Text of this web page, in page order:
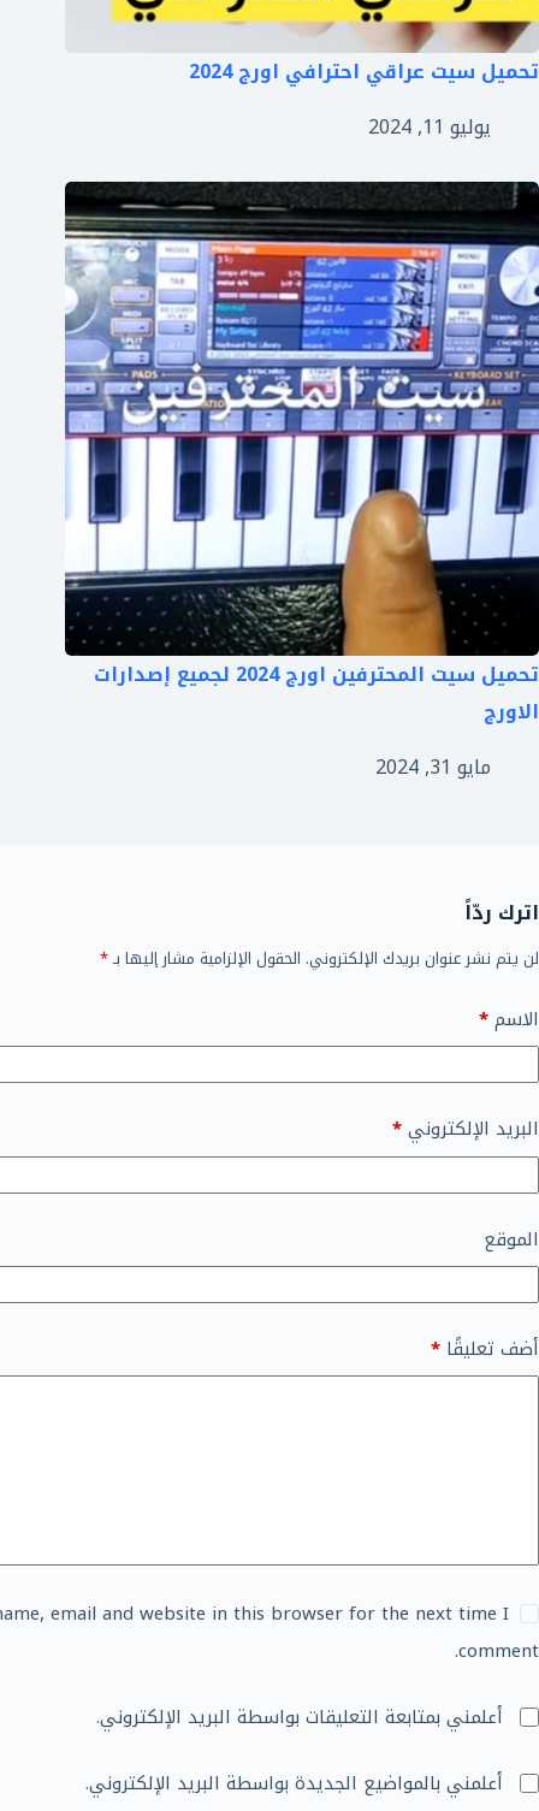
تحميل سيت عراقي احترافي اورج 2024
يوليو 11, 2024
تحميل سيت المحترفين اورج 2024 لجميع إصدارات
الاورج
مايو 31, 2024
اترك ردّاً
لن يتم نشر عنوان بريدك الإلكتروني. الحقول الإلزامية مشار إليها بـ*
الاسم*
البريد الإلكتروني*
الموقع
أضف تعليقًا *
email and website in this browser for the next time I
comment.
أعلمني بمتابعة التعليقات بواسطة البريد الإلكتروني.
أعلمني بالمواضيع الجديدة بواسطة البريد الإلكتروني.